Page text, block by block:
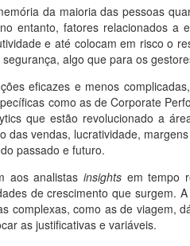
da maioria das pessoas
entanto, fatores relacionados
e até colocam em risco o
algo que para os
eficazes e menos
como as de Corporate
que estão revolucionado a
das vendas, lucratividade,
passado e futuro.
aos analistas insightsem tempo
de crescimento que surgem.
complexas, como as de viagem,
as justificativas e variáveis.